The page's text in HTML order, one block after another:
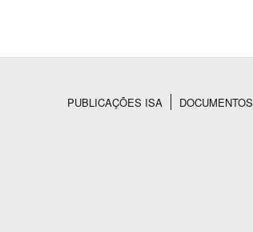
PUBLICAÇÕES ISA DOCUMENTOS